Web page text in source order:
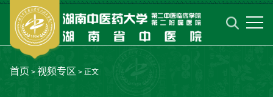
首页 > 视频专区 > 正文